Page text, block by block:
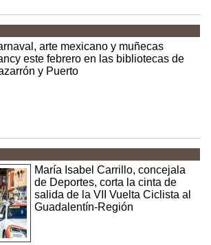
arte mexicano y muñecas
este febrero en las bibliotecas de
y Puerto
María Isabel Carrillo, concejala
de Deportes, corta la cinta de
salida de la VII Vuelta Ciclista al
Guadalentín-Región